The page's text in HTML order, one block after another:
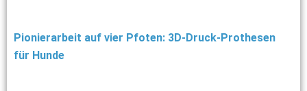
Pionierarbeit auf vier Pfoten: 3D-Druck-Prothesen
für Hunde